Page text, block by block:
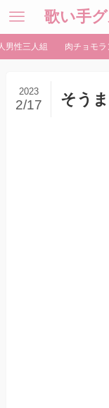
歌い手
男性三人組 肉チョモラ
そう
2023
2/17